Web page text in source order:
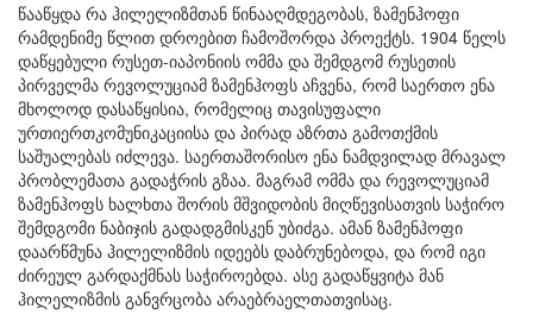
წააწყდა რა ჰილელიზმთან წინააღმდეგობას, ზამენჰოფი
რამდენიმე წლით დროებით ჩამოშორდა პროექტს. 1904 წელს
დაწყებული რუსეთ-იაპონიის ომმა და შემდგომ რუსეთის
პირველმა რევოლუციამ ზამენჰოფს აჩვენა, რომ საერთო ენა
მხოლოდ დასაწყისია, რომელიც თავისუფალი
ურთიერთკომუნიკაციისა და პირად აზრთა გამოთქმის
საშუალებას იძლევა. საერთაშორისო ენა ნამდვილად მრავალ
პრობლემათა გადაჭრის გზაა. მაგრამ ომმა და რევოლუციამ
ზამენჰოფს ხალხთა შორის მშვიდობის მიღწევისათვის საჭირო
შემდგომი ნაბიჯის გადადგმისკენ უბიძგა. ამან ზამენჰოფი
დაარწმუნა ჰილელიზმის იდეებს დაბრუნებოდა, და რომ იგი
ძირეულ გარდაქმნას საჭიროებდა. ასე გადაწყვიტა მან
ჰილელიზმის განვრცობა არაებრაელთათვისაც.